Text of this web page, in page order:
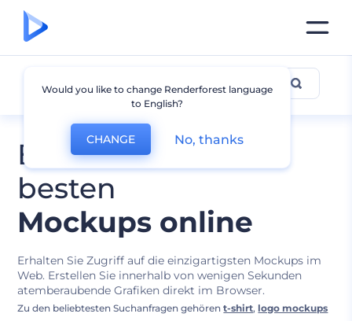
Bearbeiten Sie die
besten
Mockups online
Erhalten Sie Zugriff auf die einzigartigsten Mockups im
Web. Erstellen Sie innerhalb von wenigen Sekunden
atemberaubende Grafiken direkt im Browser.
Mockup-Entwürfe
Zu den beliebtesten Suchanfragen gehörent-shirt, logo mockups
Would you like to change Renderforest language
to English?
CHANGE No, thanks